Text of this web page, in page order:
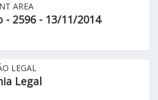
AREA
- 2596 - 13/11/2014
LEGAL
Legal